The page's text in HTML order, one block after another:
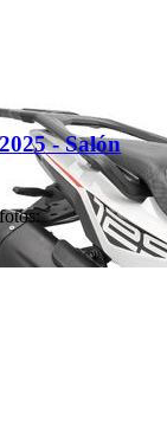
- Salón
: